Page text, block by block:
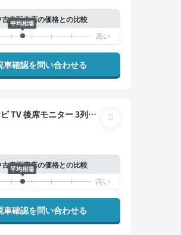
古車販売店の価格との比較
平均相場
車確認を問い合わせる
7人乗り
古車販売店の価格との比較
平均相場
車確認を問い合わせる